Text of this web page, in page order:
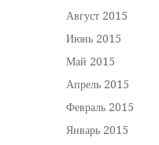
Август 2015
Июнь 2015
Май 2015
Апрель 2015
Февраль 2015
Январь 2015